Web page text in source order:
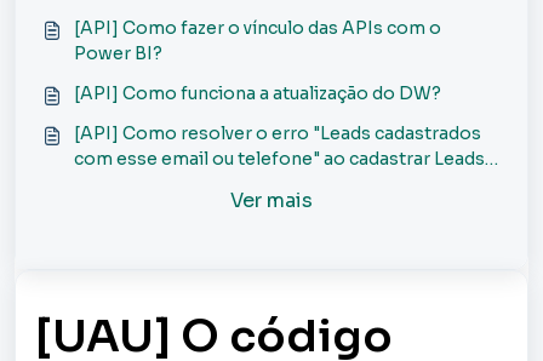
[API] Como fazer o vínculo das APIs com o
Power BI?
[API] Como funciona a atualização do DW?
[API] Como resolver o erro "Leads cadastrados
com esse email ou telefone" ao cadastrar Leads
Ver mais
[UAU] O código